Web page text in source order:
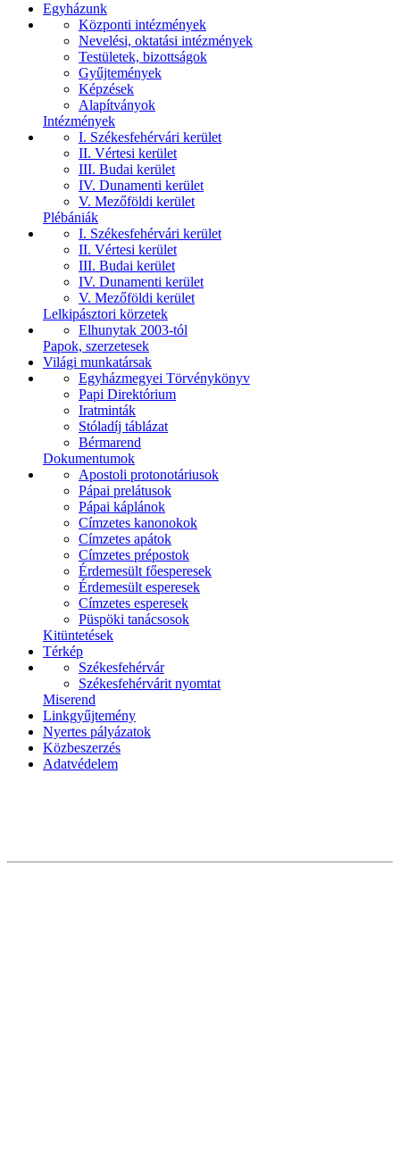
Egyházunk
Központi intézmények
Nevelési, oktatási intézmények
Testületek, bizottságok
Gyűjtemények
Képzések
Alapítványok
Intézmények
I. Székesfehérvári kerület
II. Vértesi kerület
III. Budai kerület
IV. Dunamenti kerület
V. Mezőföldi kerület
Plébániák
I. Székesfehérvári kerület
II. Vértesi kerület
III. Budai kerület
IV. Dunamenti kerület
V. Mezőföldi kerület
Lelkipásztori körzetek
Elhunytak 2003-tól
Papok, szerzetesek
Világi munkatársak
Egyházmegyei Törvénykönyv
Papi Direktórium
Iratminták
Stóladíj táblázat
Bérmarend
Dokumentumok
Apostoli protonotáriusok
Pápai prelátusok
Pápai káplánok
Címzetes kanonokok
Címzetes apátok
Címzetes prépostok
Érdemesült főesperesek
Érdemesült esperesek
Címzetes esperesek
Püspöki tanácsosok
Kitüntetések
Térkép
Székesfehérvár
Székesfehérvárit nyomtat
Miserend
Linkgyűjtemény
Nyertes pályázatok
Közbeszerzés
Adatvédelem